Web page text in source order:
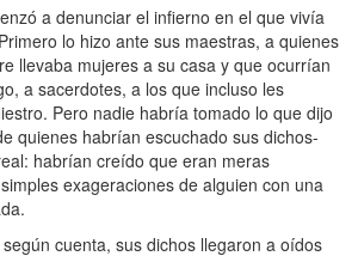
a denunciar el infierno en el que vivía
lo hizo ante sus maestras, a quienes
llevaba mujeres a su casa y que ocurrían
a sacerdotes, a los que incluso les
Pero nadie habría tomado lo que dijo
quienes habrían escuchado sus dichos-
habrían creído que eran meras
exageraciones de alguien con una
cuenta, sus dichos llegaron a oídos